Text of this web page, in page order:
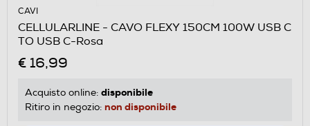
CAVI
CELLULARLINE - CAVO FLEXY 150CM 100W USB C
TO USB C-Rosa
€ 16,99
Acquisto online: disponibile
Ritiro in negozio: non disponibile